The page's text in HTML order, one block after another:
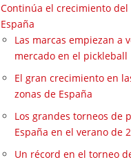
Continúa el crecimiento
España
Las marcas empiezan a
mercado en el pickleball
El gran crecimiento en
zonas de España
Los grandes torneos de
España en el verano de
Un récord en el torneo